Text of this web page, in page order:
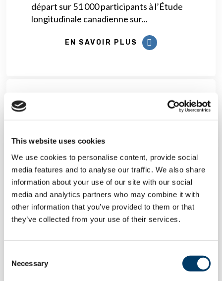
This website uses cookies
We use cookies to personalise content, provide social
media features and to analyse our traffic. We also share
information about your use of our site with our social
media and analytics partners who may combine it with
other information that you’ve provided to them or that
they’ve collected from your use of their services.
Selection
Necessary
départ sur 51 000 participants à l’Étude
longitudinale canadienne sur...
EN SAVOIR PLUS
vieillissement : des nouvelles de